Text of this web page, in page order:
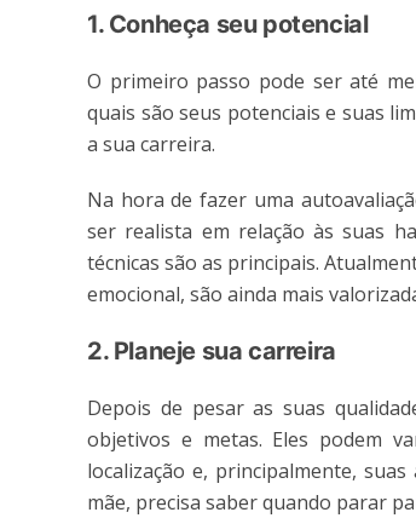
1. Conheça seu potencial
O primeiro passo pode ser até
quais são seus potenciais e suas
a sua carreira.
Na hora de fazer uma
ser realista em relação às suas
técnicas são as principais.
emocional, são ainda mais
2. Planeje sua carreira
Depois de pesar as suas
objetivos e metas. Eles podem
localização e, principalmente,
mãe, precisa saber quando parar